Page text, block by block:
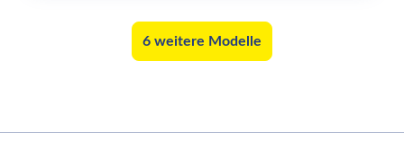
6 weitere Modelle